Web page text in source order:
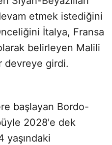
etmek istediğini
İtalya, Fransa
belirleyen Malili
devreye girdi.
başlayan Bordo-
2028'e dek
yaşındaki